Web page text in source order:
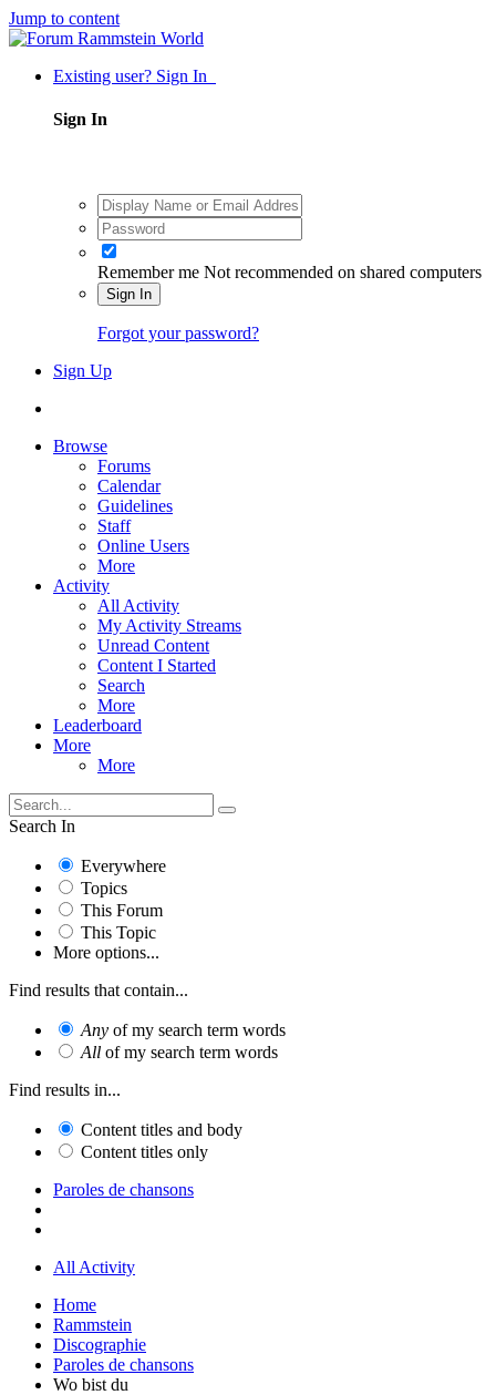
Jump to content
Existing user? Sign In
Sign In
Remember me Not recommended on shared computers
Sign In
Forgot your password?
Sign Up
Browse
Forums
Calendar
Guidelines
Staff
Online Users
More
Activity
All Activity
My Activity Streams
Unread Content
Content I Started
Search
More
Leaderboard
More
More
Search In
Everywhere
Topics
This Forum
This Topic
More options...
Find results that contain...
Any of my search term words
All of my search term words
Find results in...
Content titles and body
Content titles only
Paroles de chansons
All Activity
Home
Rammstein
Discographie
Paroles de chansons
Wo bist du